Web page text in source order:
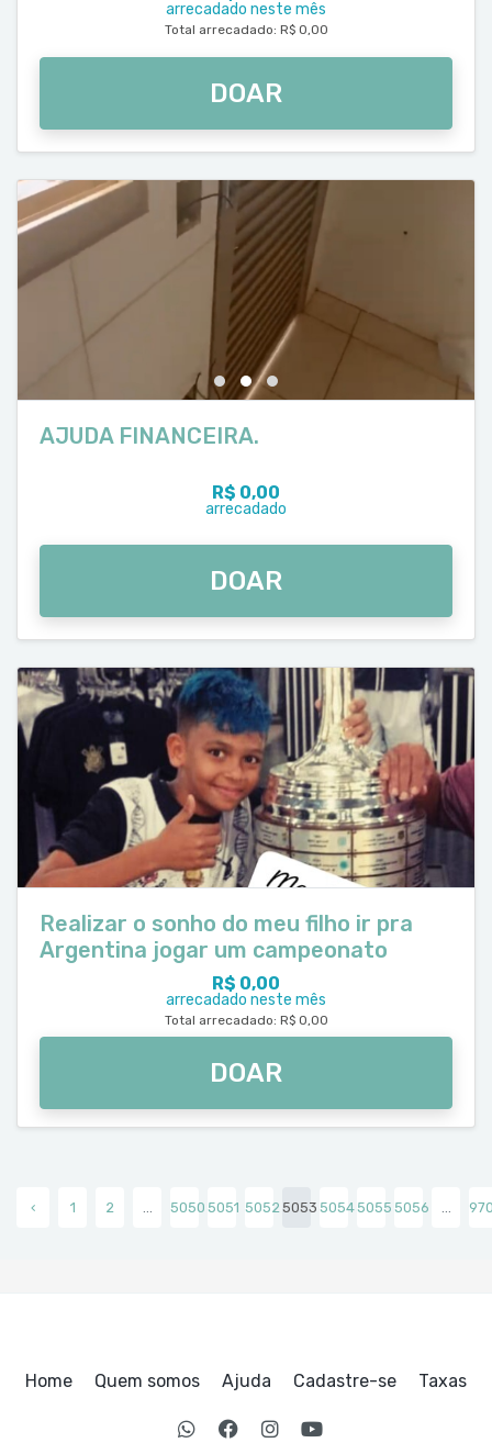
arrecadado neste mês
Total arrecadado: R$ 0,00
DOAR
AJUDA FINANCEIRA.
R$ 0,00
arrecadado
DOAR
Realizar o sonho do meu filho ir pra
Argentina jogar um campeonato
R$ 0,00
arrecadado neste mês
Total arrecadado: R$ 0,00
DOAR
‹ 1 2 ... 5050 5051 50525053 50545055 5056 ...
Home Quem somos Ajuda Cadastre-se Taxas